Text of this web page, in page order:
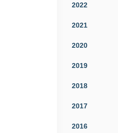
2022
2021
2020
2019
2018
2017
2016